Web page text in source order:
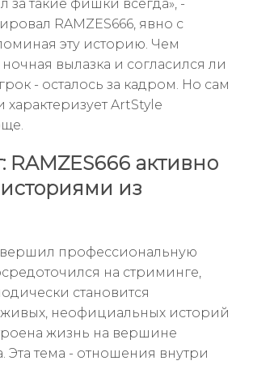
за такие фишки всегда», -
RAMZES666, явно с
эту историю. Чем
вылазка и согласился ли
- осталось за кадром. Но сам
характеризует ArtStyle
RAMZES666 активно
из
профессиональную
на стриминге,
становится
неофициальных историй
жизнь на вершине
Эта тема - отношения внутри